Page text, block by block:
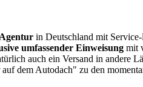
in Deutschland mit
umfassender Einweisung mit
auch ein Versand in andere
dem Autodach" zu den